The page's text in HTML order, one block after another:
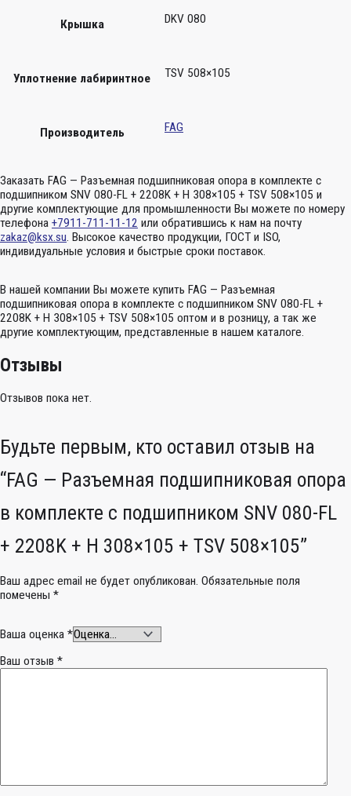
Крышка DKV 080
Уплотнение лабиринтное TSV 508×105
Производитель FAG
Заказать FAG — Разъемная подшипниковая опора в комплекте с
подшипником SNV 080-FL + 2208K + H 308×105 + TSV 508×105 и
другие комплектующие для промышленности Вы можете по номеру
телефона +7911-711-11-12 или обратившись к нам на почту
zakaz@ksx.su. Высокое качество продукции, ГОСТ и ISO,
индивидуальные условия и быстрые сроки поставок.
В нашей компании Вы можете купить FAG — Разъемная
подшипниковая опора в комплекте с подшипником SNV 080-FL +
2208K + H 308×105 + TSV 508×105 оптом и в розницу, а так же
другие комплектующим, представленные в нашем каталоге.
Отзывы
Отзывов пока нет.
Будьте первым, кто оставил отзыв на
“FAG — Разъемная подшипниковая опора
в комплекте с подшипником SNV 080-FL
+ 2208K + H 308×105 + TSV 508×105”
Ваш адрес email не будет опубликован. Обязательные поля
помечены *
Ваша оценка *
Ваш отзыв *